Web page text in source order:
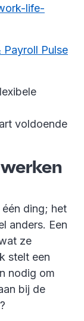
life-
Payroll Pulse
voldoende
ding; het
anders. Een
ze
stelt een
nodig om
bij de